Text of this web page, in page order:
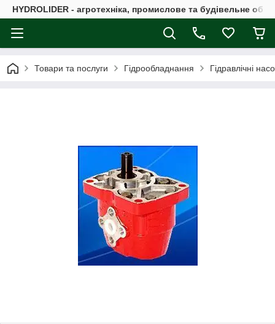
HYDROLIDER - агротехніка, промислове та будівельне
Товари та послуги Гідрообладнання Гідравлічні